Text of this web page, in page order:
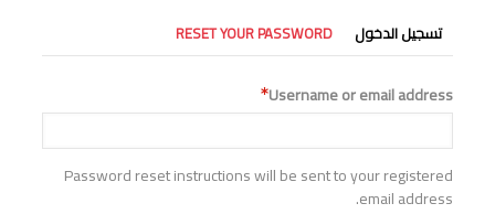
التبويبات
الأساسية
تسجيل الدخول RESET YOUR PASSWORD
Username or email address
Password reset instructions will be sent to your registered
email address.